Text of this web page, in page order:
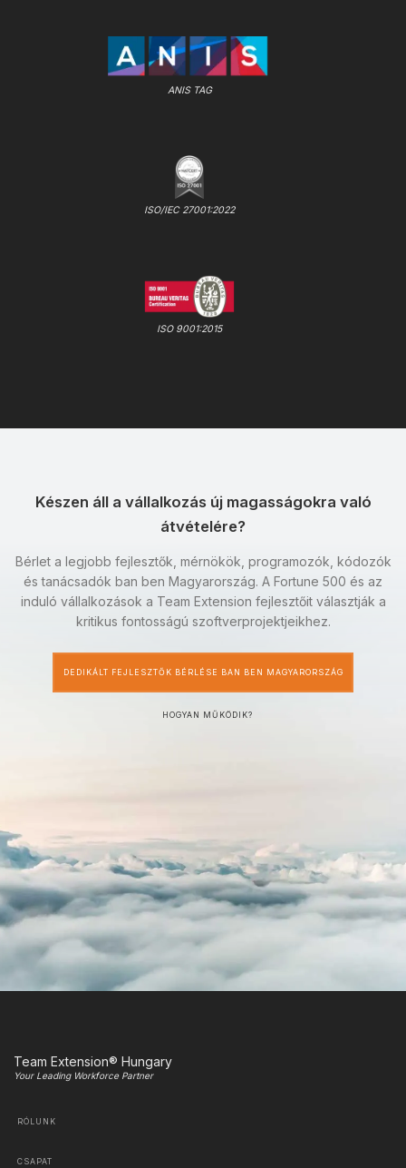
ANIS TAG
ISO/IEC 27001:2022
ISO 9001:2015
Készen áll a vállalkozás új magasságokra való
átvételére?
Bérlet a legjobb fejlesztők, mérnökök, programozók, kódozók
és tanácsadók ban ben Magyarország. A Fortune 500 és az
induló vállalkozások a Team Extension fejlesztőit választják a
kritikus fontosságú szoftverprojektjeikhez.
DEDIKÁLT FEJLESZTŐK BÉRLÉSE BAN BEN MAGYARORSZÁG
HOGYAN MŰKÖDIK?
Team Extension® Hungary
Your Leading Workforce Partner
RÓLUNK
CSAPAT